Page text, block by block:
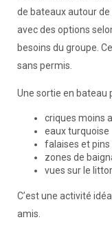
de bateaux autour de
avec des options
besoins du groupe.
sans permis.
Une sortie en bateau
criques moins
eaux turquoise
falaises et pins
zones de
vues sur le
C’est une activité
amis.